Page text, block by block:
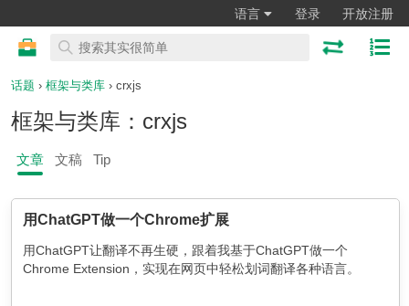
语言 登录 开放注册
话题 › 框架与类库 › crxjs
框架与类库：crxjs
文章 文稿 Tip
用ChatGPT做一个Chrome扩展
用ChatGPT让翻译不再生硬，跟着我基于ChatGPT做一个
Chrome Extension，实现在网页中轻松划词翻译各种语言。